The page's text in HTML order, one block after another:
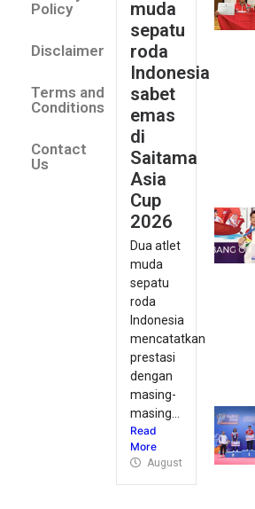
Policy
Disclaimer
Terms and
Conditions
Contact
Us
muda
sepatu
roda
Indonesia
sabet
emas
di
Saitama
Asia
Cup
2026
Dua atlet
muda
sepatu
roda
Indonesia
mencatatkan
prestasi
dengan
masing-
masing...
Read
More
August 9, 2026